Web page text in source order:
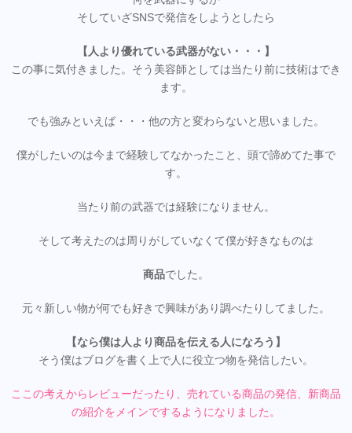
そしていざSNSで発信をしようとしたら
【人より優れている武器がない・・・】
この事に気付きました。そう美容師としては当たり前に技術はでき
ます。
でも強みといえば・・・他の方と変わらないと思いました。
僕がしたいのは今まで経験してなかったこと、頭で諦めてた事で
す。
当たり前の武器では経験になりません。
そして考えたのは周りがしていなくて僕が好きなものは
商品でした。
元々新しい物が何でも好きで興味があり調べたりしてました。
【なら僕は人より商品を伝える人になろう】
そう僕はブログを書く上で人に役立つ物を発信したい。
ここの考えからレビューだったり、売れている商品の発信、新商品
の紹介をメインでするようになりました。